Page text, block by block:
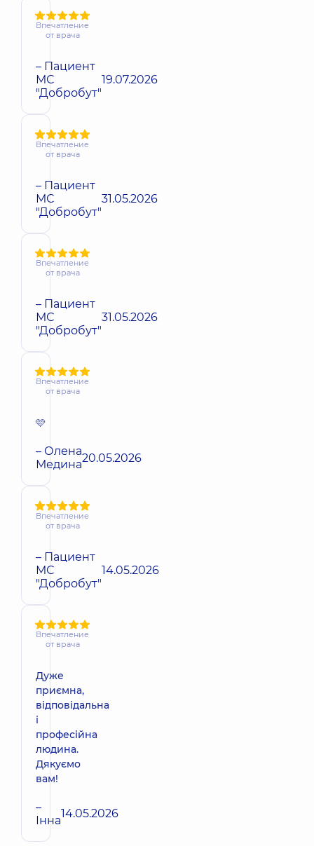
Впечатление
от врача
– Пациент
МС
"Добробут"
19.07.2026
Впечатление
от врача
– Пациент
МС
"Добробут"
31.05.2026
Впечатление
от врача
– Пациент
МС
"Добробут"
31.05.2026
Впечатление
от врача
🩷
– Олена
Медина20.05.2026
Впечатление
от врача
– Пациент
МС
"Добробут"
14.05.2026
Впечатление
от врача
Дуже
приємна,
відповідальна
і
професійна
людина.
Дякуємо
вам!
–
Інна14.05.2026